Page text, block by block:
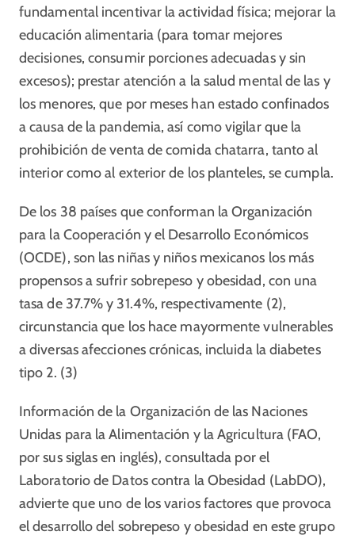
fundamental incentivar la actividad física; mejorar la
educación alimentaria (para tomar mejores
decisiones, consumir porciones adecuadas y sin
excesos); prestar atención a la salud mental de las y
los menores, que por meses han estado confinados
a causa de la pandemia, así como vigilar que la
prohibición de venta de comida chatarra, tanto al
interior como al exterior de los planteles, se cumpla.
De los 38 países que conforman la Organización
para la Cooperación y el Desarrollo Económicos
(OCDE), son las niñas y niños mexicanos los más
propensos a sufrir sobrepeso y obesidad, con una
tasa de 37.7% y 31.4%, respectivamente (2),
circunstancia que los hace mayormente vulnerables
a diversas afecciones crónicas, incluida la diabetes
tipo 2. (3)
Información de la Organización de las Naciones
Unidas para la Alimentación y la Agricultura (FAO,
por sus siglas en inglés), consultada por el
Laboratorio de Datos contra la Obesidad (LabDO),
advierte que uno de los varios factores que provoca
el desarrollo del sobrepeso y obesidad en este grupo